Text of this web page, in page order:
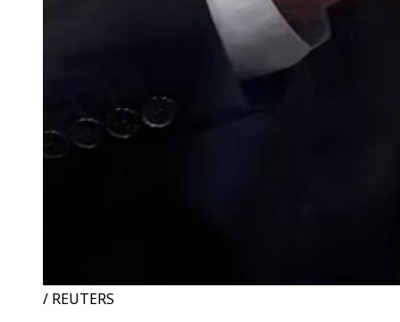
/ REUTERS